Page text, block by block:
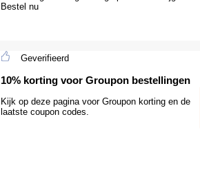
Bestel nu
Geverifieerd
10% korting voor Groupon bestellingen
Kijk op deze pagina voor Groupon korting en de
laatste coupon codes.